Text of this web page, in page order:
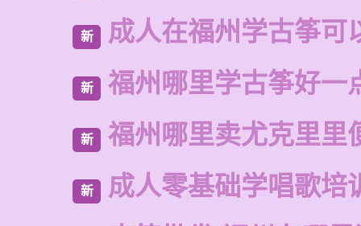
新 成人在福州学古筝可
新 福州哪里学古筝好一
新 福州哪里卖尤克里里
新 成人零基础学唱歌培